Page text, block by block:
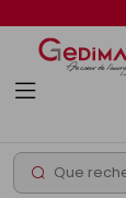
Rechercher